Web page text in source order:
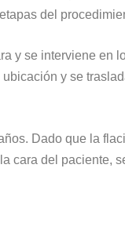
del
y se interviene en
y se
Dado que la
cara del paciente,